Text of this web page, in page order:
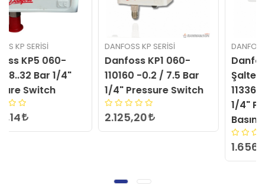
DANFOSS KP SERISI
Danfoss KP1 060-
110160 -0.2 / 7.5 Bar
1/4" Pressure Switch
2.125,20
DANFOSS KP SERISI
Danfoss Basınç
Şalteri KP35 060-
113366 0,2-7,5bar G
1/4" Pressure Switch
Basınç Şalteri